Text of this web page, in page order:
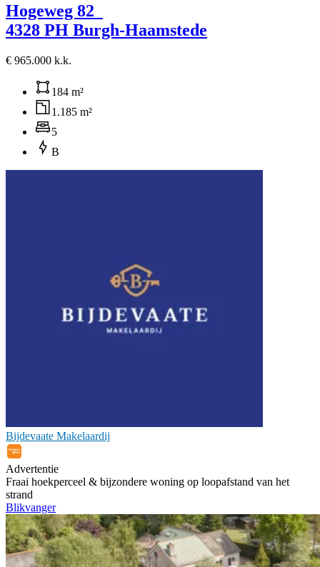
Hogeweg 82
4328 PH Burgh-Haamstede
€ 965.000 k.k.
184 m²
1.185 m²
5
B
Bijdevaate Makelaardij
Advertentie
Fraai hoekperceel & bijzondere woning op loopafstand van het
strand
Blikvanger